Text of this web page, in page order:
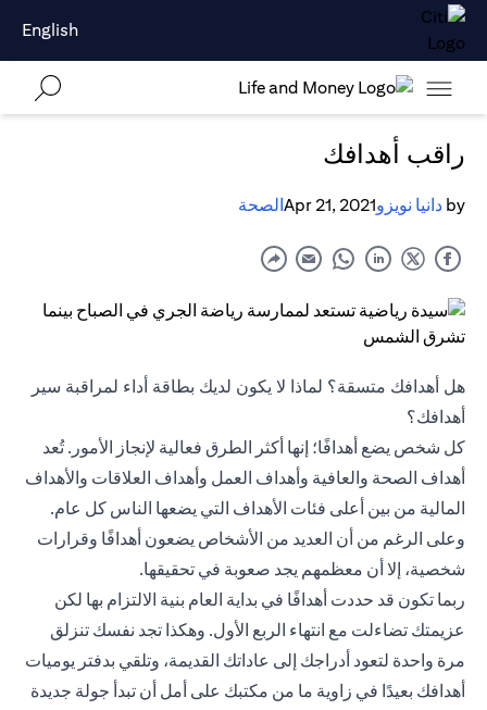
English
راقب أهدافك
by دانيا نويزوApr 21, 2021الصحة
هل أهدافك متسقة؟ لماذا لا يكون لديك بطاقة أداء لمراقبة سير
أهدافك؟
كل شخص يضع أهدافًا؛ إنها أكثر الطرق فعالية لإنجاز الأمور. تُعد
أهداف الصحة والعافية وأهداف العمل وأهداف العلاقات والأهداف
المالية من بين أعلى فئات الأهداف التي يضعها الناس كل عام.
وعلى الرغم من أن العديد من الأشخاص يضعون أهدافًا وقرارات
شخصية، إلا أن معظمهم يجد صعوبة في تحقيقها.
ربما تكون قد حددت أهدافًا في بداية العام بنية الالتزام بها لكن
عزيمتك تضاءلت مع انتهاء الربع الأول. وهكذا تجد نفسك تنزلق
مرة واحدة لتعود أدراجك إلى عاداتك القديمة، وتلقي بدفتر يوميات
أهدافك بعيدًا في زاوية ما من مكتبك على أمل أن تبدأ جولة جديدة